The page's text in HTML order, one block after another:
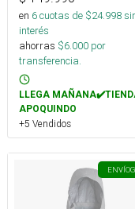
en 6cuotas de $24.998
interés
ahorras $6.000 por
transferencia.
LLEGA
APOQUINDO
+5 Vendidos
ENVÍO